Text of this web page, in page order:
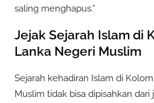
saling menghapus.”
Jejak Sejarah Islam di
Lanka Negeri Muslim
Sejarah kehadiran Islam di
Muslim tidak bisa dipisahkan dari